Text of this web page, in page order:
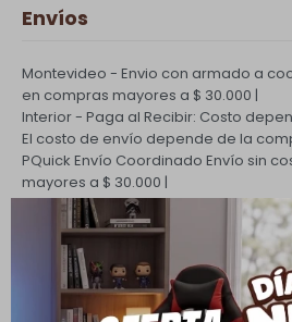
Envíos
Montevideo - Envio con armado a
en compras mayores a $ 30.000 |
Interior - Paga al Recibir: Costo
El costo de envío depende de la
PQuick Envío Coordinado Envío sin
mayores a $ 30.000 |
Cambios y Devoluciones
Todas las compras realizadas tienen
su cambio.